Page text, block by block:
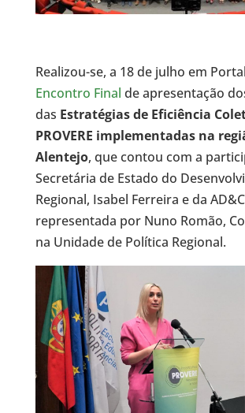
Realizou-se, a 18 de julho em
Encontro Final de apresentação
das Estratégias de Eficiência
PROVERE implementadas na
Alentejo, que contou com a
Secretária de Estado do
Regional, Isabel Ferreira e da
representada por Nuno Romão,
na Unidade de Política Regional.